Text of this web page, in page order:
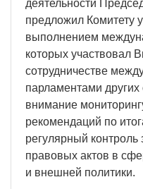
деятельности
предложил Комитету
выполнением
которых участвовал
сотрудничестве
парламентами других
внимание
рекомендаций по
регулярный
правовых актов в
и внешней политики.